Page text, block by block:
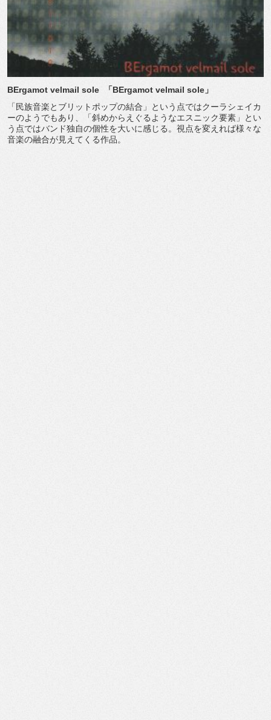
BErgamot velmail sole 「BErgamot velmail sole 」
「民族音楽とブリットポップの結合」という点ではクーラシェイカ
ーのようでもあり、「斜めからえぐるようなエスニック要素」とい
う点ではバンド独自の個性を大いに感じる。視点を変えれば様々な
音楽の融合が見えてくる作品。